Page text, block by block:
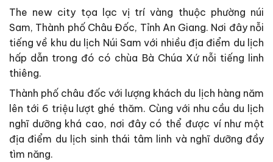
The new city tọa lạc vị trí vàng thuộc phường núi
Sam, Thành phố Châu Đốc, Tỉnh An Giang. Nơi đây nỗi
tiếng về khu du lịch Núi Sam với nhiều địa điểm du lịch
hấp dẫn trong đó có chùa Bà Chúa Xứ nỗi tiếng linh
thiêng.
Thành phố châu đốc với lượng khách du lịch hàng năm
lên tới 6 triệu lượt ghé thăm. Cùng với nhu cầu du lịch
nghĩ dưỡng khá cao, nơi đây có thể được ví như một
địa điểm du lịch sinh thái tâm linh và nghĩ dưỡng đầy
tìm năng.